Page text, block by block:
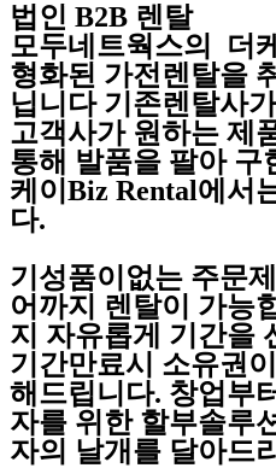
법인 B2B 렌탈
모두네트웍스의 더
형화된 가전렌탈을
닙니다 기존렌탈사
고객사가 원하는 제
통해 발품을 팔아 구
케이Biz Rental에서
다.
기성품이없는 주문
어까지 렌탈이 가능
지 자유롭게 기간을
기간만료시 소유권
해드립니다. 창업부
자를 위한 할부솔루
자의 날개를 달아드